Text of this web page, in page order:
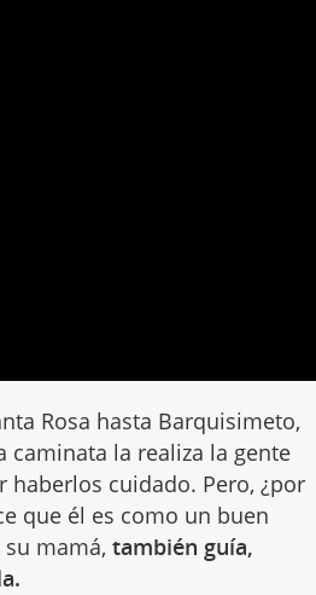
Rosa hasta Barquisimeto,
caminata la realiza la gente
haberlos cuidado. Pero, ¿por
que él es como un buen
su mamá,también guía,